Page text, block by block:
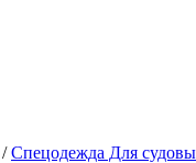
/Спецодежда Для